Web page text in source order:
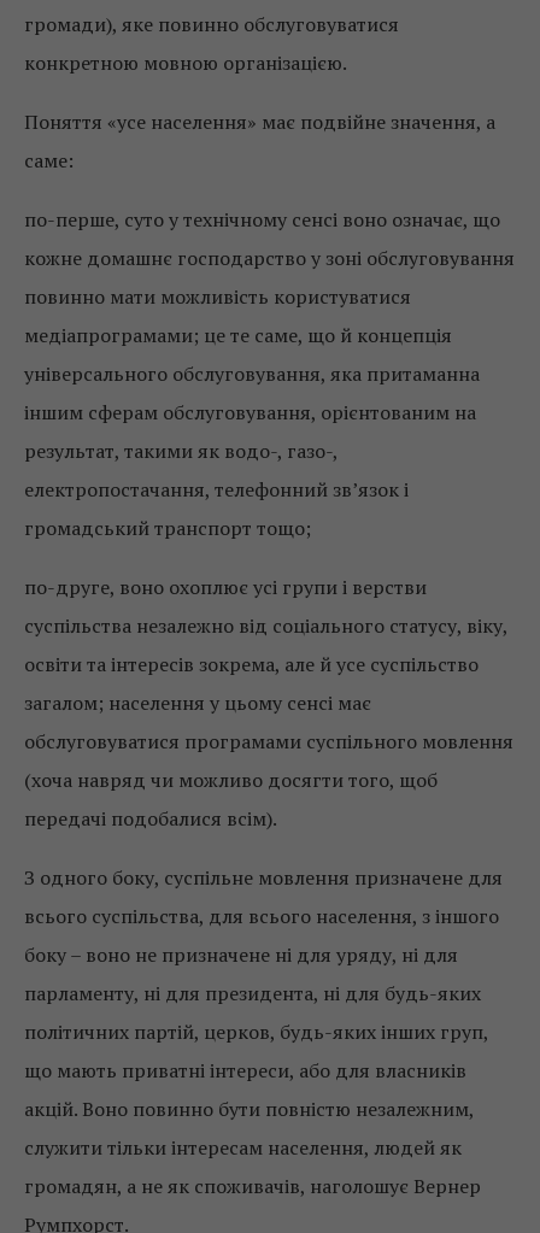
громади), яке повинно обслуговуватися
конкретною мовною організацією.
Поняття «усе населення» має подвійне значення, а
саме:
по-перше, суто у технічному сенсі воно означає, що
кожне домашнє господарство у зоні обслуговування
повинно мати можливість користуватися
медіапрограмами; це те саме, що й концепція
універсального обслуговування, яка притаманна
іншим сферам обслуговування, орієнтованим на
результат, такими як водо-, газо-,
електропостачання, телефонний зв’язок і
громадський транспорт тощо;
по-друге, воно охоплює усі групи і верстви
суспільства незалежно від соціального статусу, віку,
освіти та інтересів зокрема, але й усе суспільство
загалом; населення у цьому сенсі має
обслуговуватися програмами суспільного мовлення
(хоча навряд чи можливо досягти того, щоб
передачі подобалися всім).
З одного боку, суспільне мовлення призначене для
всього суспільства, для всього населення, з іншого
боку – воно не призначене ні для уряду, ні для
парламенту, ні для президента, ні для будь-яких
політичних партій, церков, будь-яких інших груп,
що мають приватні інтереси, або для власників
акцій. Воно повинно бути повністю незалежним,
служити тільки інтересам населення, людей як
громадян, а не як споживачів, наголошує Вернер
Румпхорст.